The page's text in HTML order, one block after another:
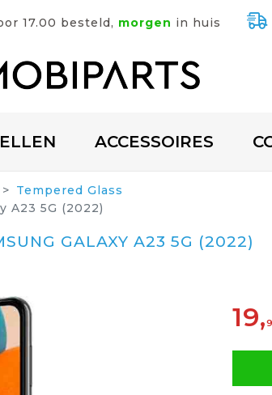
17.00 besteld, morgen in huis
ACCESSOIRES
Tempered Glass
A23 5G (2022)
GALAXY A23 5G (2022)
19,